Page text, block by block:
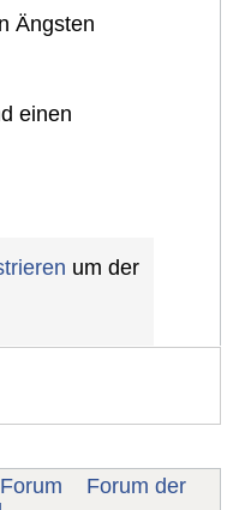
Ängsten
einen
um der
Forum der